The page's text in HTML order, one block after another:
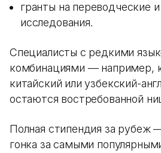
гранты на переводческие
исследования.
Специалисты с редкими
комбинациями — например,
китайский или узбекский-
остаются востребованной
Полная стипендия за рубеж
гонка за самыми